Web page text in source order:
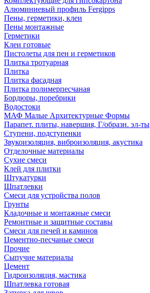
Алюминиевый профиль Fergipps
Пены, герметики, клеи
Пены монтажные
Герметики
Клеи готовые
Пистолеты для пен и герметиков
Плитка тротуарная
Плитка
Плитка фасадная
Плитка полимерпесчаная
Бордюры, поребрики
Водостоки
МАФ Малые Архитектурные Формы
Парапет. плиты, навершия, Г/образн. эл-ты
Ступени, подступенки
Звукоизоляция, виброизоляция, акустика
Отделочные материалы
Сухие смеси
Клей для плитки
Штукатурки
Шпатлевки
Смеси для устройства полов
Грунты
Кладочные и монтажные смеси
Ремонтные и защитные составы
Смеси для печей и каминов
Цементно-песчаные смеси
Прочие
Сыпучие материалы
Цемент
Гидроизоляция, мастика
Шпатлевка готовая